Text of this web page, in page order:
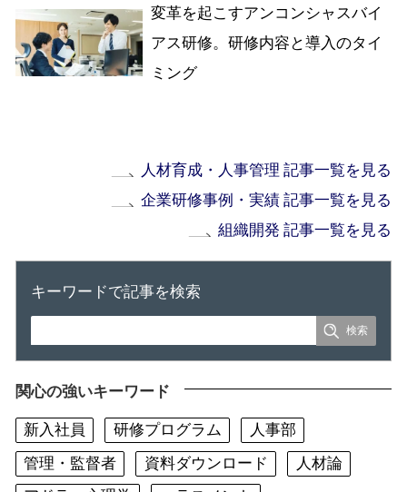
変革を起こすアンコンシャスバイ
アス研修。研修内容と導入のタイ
ミング
人材育成・人事管理 記事一覧を見る
企業研修事例・実績 記事一覧を見る
組織開発 記事一覧を見る
キーワードで記事を検索
関心の強いキーワード
新入社員 研修プログラム
人事部
管理・監督者
資料ダウンロード
人材論